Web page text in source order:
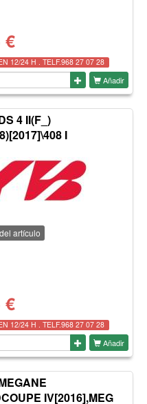
€
12/24 H . TELF.968 27 07 28
Añadir
4 II(F_)
I
artículo
€
12/24 H . TELF.968 27 07 28
Añadir
IV[2016],MEG